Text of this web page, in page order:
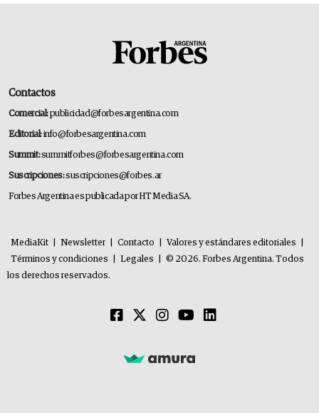
Contactos
Comercial:publicidad@forbesargentina.com
Editorial:info@forbesargentina.com
Summit:summitforbes@forbesargentina.com
Suscripciones:suscripciones@forbes.ar
Forbes Argentina es publicada por HT Media SA.
MediaKit Newsletter Contacto Valores y estándares editoriales
Términos y condiciones
Legales
© 2026. Forbes Argentina. Todos
los derechos reservados.